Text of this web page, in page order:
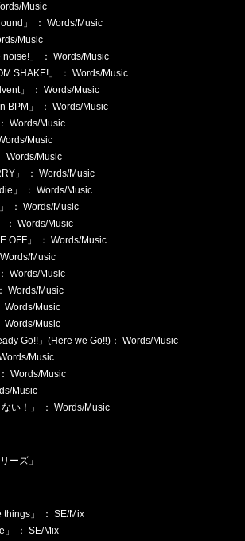
Music
」 ： Words/Music
Music
」 ： Words/Music
SHAKE!」 ： Words/Music
」 ： Words/Music
BPM」 ： Words/Music
Words/Music
Music
Words/Music
」 ： Words/Music
」 ： Words/Music
： Words/Music
： Words/Music
OFF」 ： Words/Music
Music
Words/Music
Words/Music
Words/Music
Words/Music
Go!!」(Here we Go‼︎)： Words/Music
Music
Words/Music
Music
い！」 ： Words/Music
ーズ」
things」 ： SE/Mix
」 ： SE/Mix